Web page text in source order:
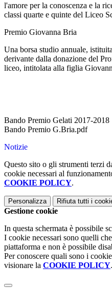
l'amore per la conoscenza e la
classi quarte e quinte del Liceo
Premio Giovanna Bria
Una borsa studio annuale,
derivante dalla donazione del
liceo, intitolata alla figlia
Bando Premio Gelati 2017-2018
Bando Premio G.Bria.pdf
Notizie
Questo sito o gli strumenti terzi
cookie necessari al
COOKIE POLICY.
Personalizza Rifiuta tutti i
Gestione cookie
In questa schermata è possibile
I cookie necessari sono quelli
piattaforma e non è possibile
Per conoscere quali sono i
visionare la COOKIE POLICY.